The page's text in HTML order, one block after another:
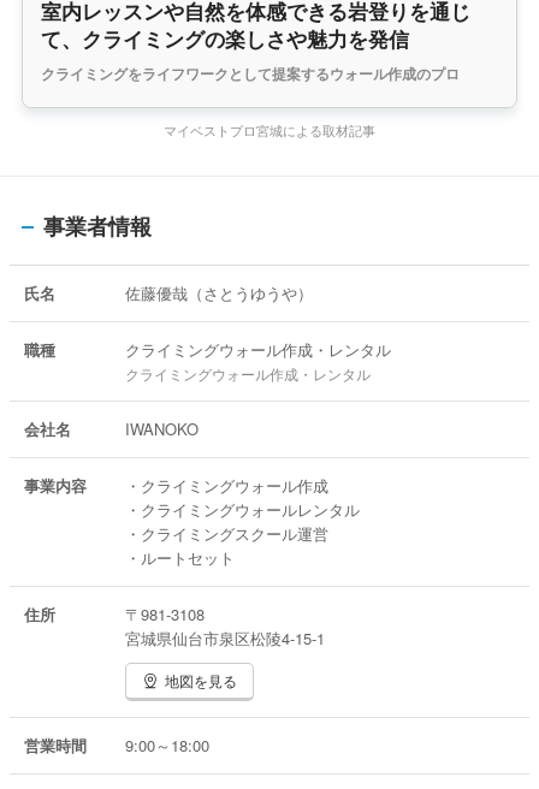
室内レッスンや自然を体感できる岩登りを通じ
て、クライミングの楽しさや魅力を発信
クライミングをライフワークとして提案するウォール作成のプロ
マイベストプロ宮城による取材記事
事業者情報
氏名 佐藤優哉（さとうゆうや）
職種 クライミングウォール作成・レンタル
クライミングウォール作成・レンタル
会社名 IWANOKO
事業内容
・クライミングウォール作成
・クライミングウォールレンタル
・クライミングスクール運営
・ルートセット
住所
〒981-3108
宮城県仙台市泉区松陵4-15-1
地図を見る
営業時間 9:00～18:00